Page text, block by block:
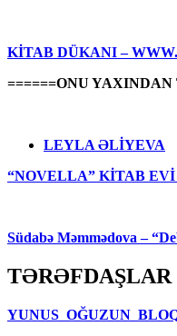
KİTAB DÜKANI –
======ONU
LEYLA ƏLİYEVA
“NOVELLA” KİTAB
Südabə Məmmədova –
TƏRƏFDAŞLAR
YUNUS OĞUZUN